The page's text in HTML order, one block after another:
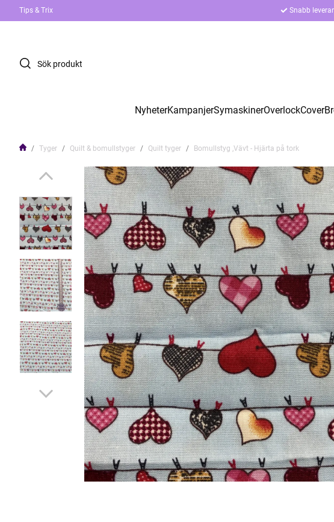
Tips & Trix Snabb
NyheterKampanjerSymaskinerOverlockCover
Tyger Quilt & bomullstyger Quilt tyger Bomullstyg ,Vävt - Hjärta på tork